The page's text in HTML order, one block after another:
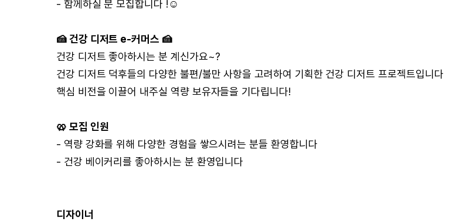
- 함께하실 분 모집합니다 !☺
🍰 건강 디저트 e-커머스 🍰
건강 디저트 좋아하시는 분 계신가요~?
건강 디저트 덕후들의 다양한 불편/불만 사항을 고려하여 기획한 건강 디저트 프로젝트입니다
핵심 비전을 이끌어 내주실 역량 보유자들을 기다립니다!
🥨 모집 인원
- 역량 강화를 위해 다양한 경험을 쌓으시려는 분들 환영합니다
- 건강 베이커리를 좋아하시는 분 환영입니다
디자이너